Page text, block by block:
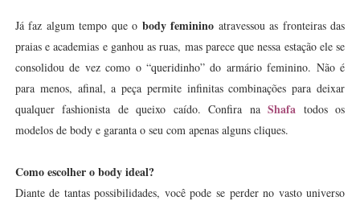
Já faz algum tempo que o body feminino atravessou as fronteiras das
praias e academias e ganhou as ruas, mas parece que nessa estação ele se
consolidou de vez como o “queridinho” do armário feminino. Não é
para menos, afinal, a peça permite infinitas combinações para deixar
qualquer fashionista de queixo caído. Confira naShafa todos os
modelos de body e garanta o seu com apenas alguns cliques.
Como escolher o body ideal?
Diante de tantas possibilidades, você pode se perder no vasto universo